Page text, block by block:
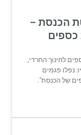
הכנסת –
כספים
לחינוך החרדי,
נפלו פגמים
של הכנסת".